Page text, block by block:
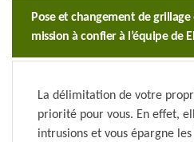
Pose et changement de
mission à confier à l’équipe de
La délimitation de votre
priorité pour vous. En effet,
intrusions et vous épargne